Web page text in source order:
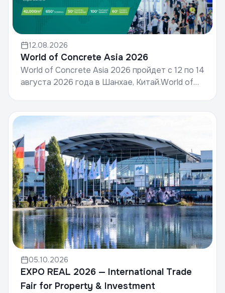
12.08.2026
World of Concrete Asia 2026
World of Concrete Asia 2026 пройдет с 12 по 14
августа 2026 года в Шанхае, Китай.World of
05.10.2026
EXPO REAL 2026 — International Trade
Fair for Property & Investment